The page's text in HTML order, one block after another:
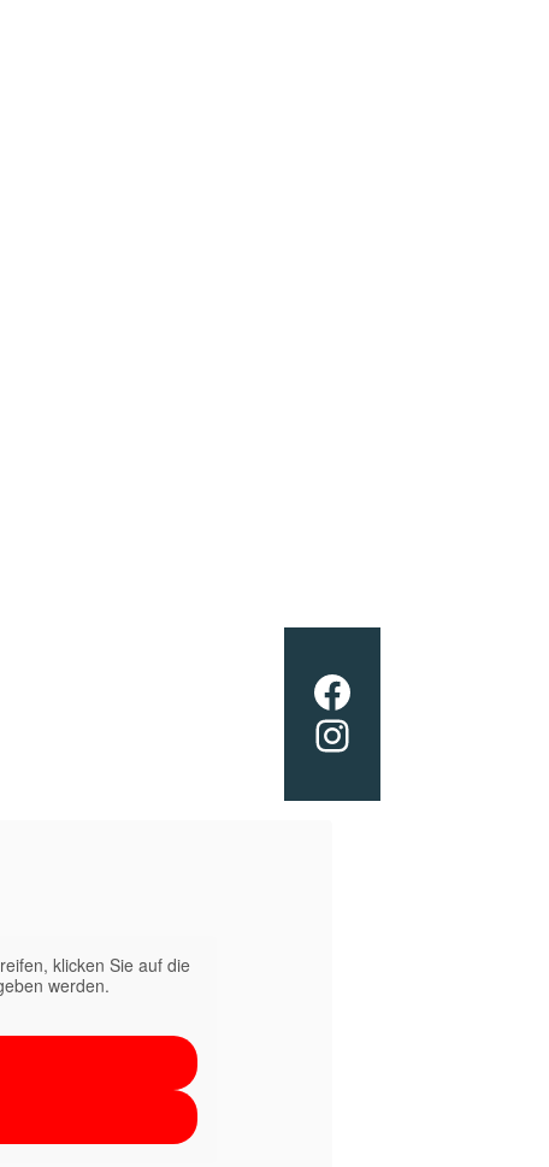
Facebook
Instagram
klicken Sie auf die
werden.